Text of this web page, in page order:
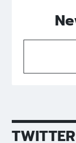
TWITTER